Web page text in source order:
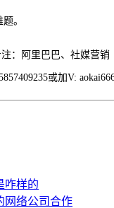
。
注：阿里巴巴、社媒
或加V:
咋样的
网络公司合作